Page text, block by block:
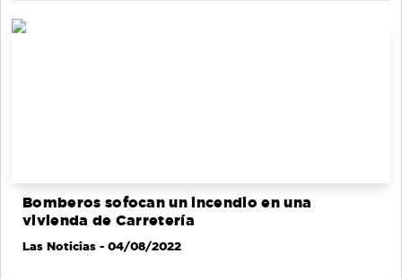
Bomberos sofocan un incendio en una
vivienda de Carretería
Las Noticias - 04/08/2022